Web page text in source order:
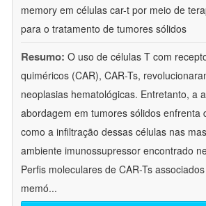
memory em células car-t por meio de
para o tratamento de tumores sólidos
Resumo: O uso de células T com
quiméricos (CAR), CAR-Ts,
neoplasias hematológicas. Entretanto, a
abordagem em tumores sólidos enfrenta
como a infiltração dessas células nas
ambiente imunossupressor encontrado
Perfis moleculares de CAR-Ts
memó...